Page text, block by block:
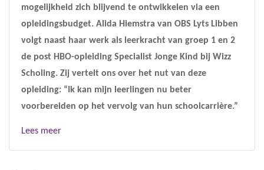
mogelijkheid zich blijvend te ontwikkelen via een
opleidingsbudget. Alida Hiemstra van OBS Lyts Libben
volgt naast haar werk als leerkracht van groep 1 en 2
de post HBO-opleiding Specialist Jonge Kind bij Wizz
Scholing. Zij vertelt ons over het nut van deze
opleiding: “Ik kan mijn leerlingen nu beter
voorbereiden op het vervolg van hun schoolcarrière.”
Lees meer